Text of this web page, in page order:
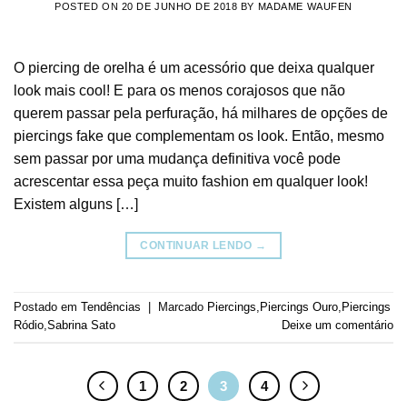
POSTED ON 20 DE JUNHO DE 2018 BY MADAME WAUFEN
O piercing de orelha é um acessório que deixa qualquer
look mais cool! E para os menos corajosos que não
querem passar pela perfuração, há milhares de opções de
piercings fake que complementam os look. Então, mesmo
sem passar por uma mudança definitiva você pode
acrescentar essa peça muito fashion em qualquer look!
Existem alguns […]
CONTINUAR LENDO →
Postado em Tendências Marcado Piercings Piercings Ouro Piercings
Ródio Sabrina Sato Deixe um comentário
1 2 3 4